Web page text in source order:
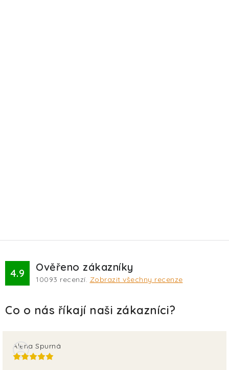
4.9 Ověřeno zákazníky
10093 recenzí. Zobrazit všechny recenze
Alena Spurná